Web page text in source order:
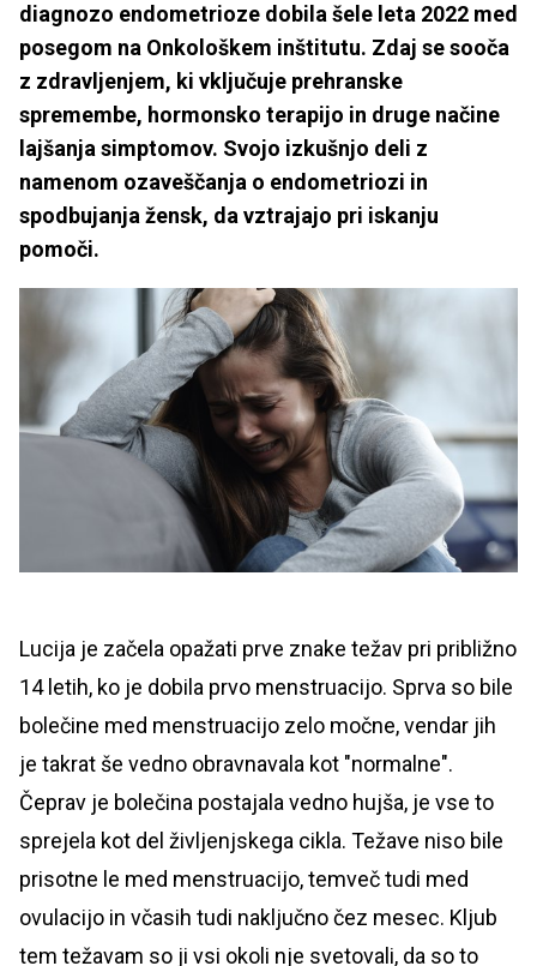
diagnozo endometrioze dobila šele leta 2022 med
posegom na Onkološkem inštitutu. Zdaj se sooča
z zdravljenjem, ki vključuje prehranske
spremembe, hormonsko terapijo in druge načine
lajšanja simptomov. Svojo izkušnjo deli z
namenom ozaveščanja o endometriozi in
spodbujanja žensk, da vztrajajo pri iskanju
pomoči.
Lucija je začela opažati prve znake težav pri približno
14 letih, ko je dobila prvo menstruacijo. Sprva so bile
bolečine med menstruacijo zelo močne, vendar jih
je takrat še vedno obravnavala kot "normalne".
Čeprav je bolečina postajala vedno hujša, je vse to
sprejela kot del življenjskega cikla. Težave niso bile
prisotne le med menstruacijo, temveč tudi med
ovulacijo in včasih tudi naključno čez mesec. Kljub
tem težavam so ji vsi okoli nje svetovali, da so to